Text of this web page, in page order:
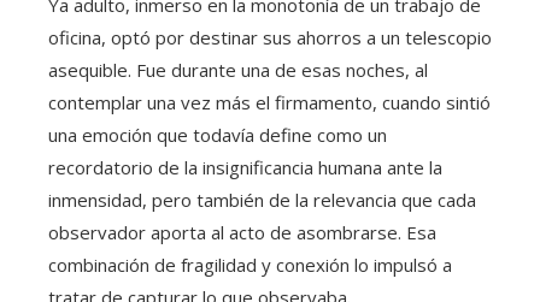
Ya adulto, inmerso en la monotonía de un trabajo de
oficina, optó por destinar sus ahorros a un telescopio
asequible. Fue durante una de esas noches, al
contemplar una vez más el firmamento, cuando sintió
una emoción que todavía define como un
recordatorio de la insignificancia humana ante la
inmensidad, pero también de la relevancia que cada
observador aporta al acto de asombrarse. Esa
combinación de fragilidad y conexión lo impulsó a